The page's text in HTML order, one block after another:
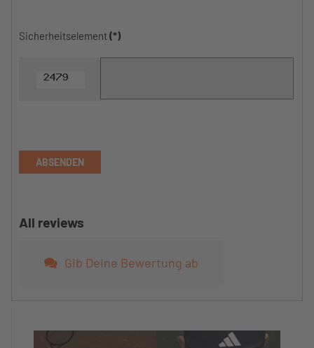
Sicherheitselement(*)
ABSENDEN
All reviews
Gib Deine Bewertung ab